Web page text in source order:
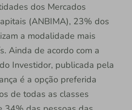
dos Mercados
(ANBIMA), 23% dos
a modalidade mais
Ainda de acordo com a
Investidor, publicada pela
é a opção preferida
de todas as classes